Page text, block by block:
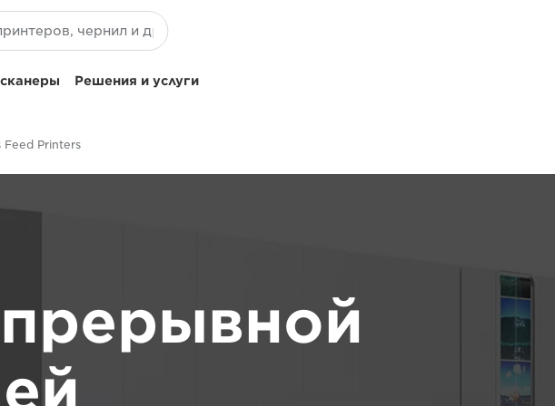
Решения и услуги
Feed Printers